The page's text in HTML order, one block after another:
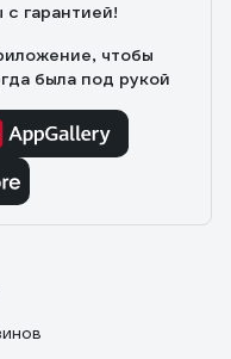
гарантией!
чтобы
была под рукой